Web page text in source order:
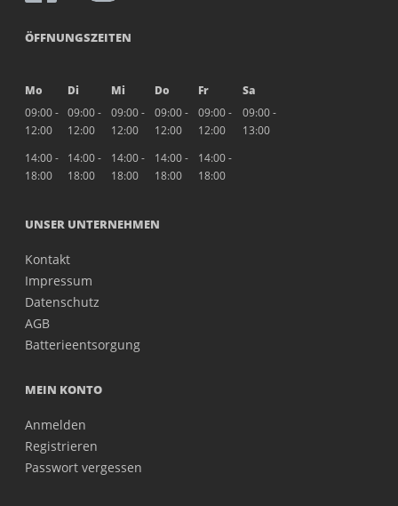
ÖFFNUNGSZEITEN
Mo Di Mi Do Fr
Sa
09:00 -
12:00
09:00 -
12:00
09:00 -
12:00
09:00 -
12:00
09:00 -
12:00
09:00 -
13:00
14:00 -
18:00
14:00 -
18:00
14:00 -
18:00
14:00 -
18:00
14:00 -
18:00
UNSER UNTERNEHMEN
Kontakt
Impressum
Datenschutz
AGB
Batterieentsorgung
MEIN KONTO
Anmelden
Registrieren
Passwort vergessen